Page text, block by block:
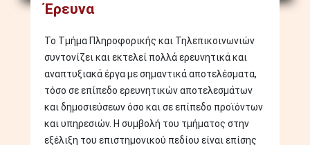
Έρευνα
Το Τμήμα Πληροφορικής και Τηλεπικοινωνιών
συντονίζει και εκτελεί πολλά ερευνητικά και
αναπτυξιακά έργα με σημαντικά αποτελέσματα,
τόσο σε επίπεδο ερευνητικών αποτελεσμάτων
και δημοσιεύσεων όσο και σε επίπεδο προϊόντων
και υπηρεσιών. Η συμβολή του τμήματος στην
εξέλιξη του επιστημονικού πεδίου είναι επίσης